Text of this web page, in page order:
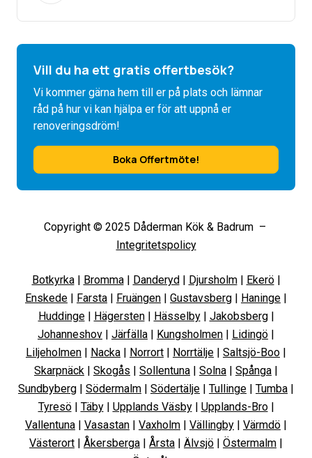
Vill du ha ett gratis offertbesök?
Vi kommer gärna hem till er på plats och lämnar
råd på hur vi kan hjälpa er för att uppnå er
renoveringsdröm!
Boka Offertmöte!
Copyright © 2025 Dåderman Kök & Badrum –
Integritetspolicy
Botkyrka| Bromma| Danderyd| Djursholm| Ekerö|
Enskede | Farsta | Fruängen | Gustavsberg | Haninge |
Huddinge| Hägersten| Hässelby| Jakobsberg|
Johanneshov | Järfälla | Kungsholmen | Lidingö |
Liljeholmen | Nacka | Norrort | Norrtälje | Saltsjö-Boo |
Skarpnäck | Skogås | Sollentuna | Solna | Spånga |
Sundbyberg | Södermalm | Södertälje | Tullinge | Tumba |
Tyresö| Täby| Upplands Väsby| Upplands-Bro|
Vallentuna | Vasastan | Vaxholm | Vällingby | Värmdö |
Västerort | Åkersberga | Årsta | Älvsjö | Östermalm |